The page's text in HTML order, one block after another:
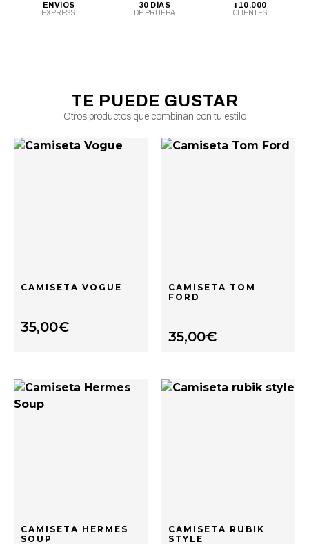
ENVÍOS
EXPRESS
30 DÍAS
DE PRUEBA
+10.000
CLIENTES
TE PUEDE GUSTAR
Otros productos que combinan con tu estilo
CAMISETA VOGUE
35,00€
CAMISETA TOM
FORD
35,00€
CAMISETA HERMES
SOUP
CAMISETA RUBIK
STYLE